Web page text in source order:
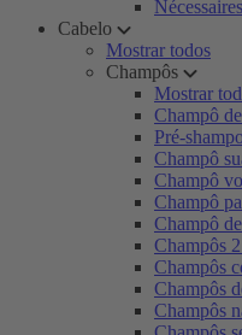
Nécessaires
Cabelo
Mostrar todos
Champôs
Mostrar
Champô
Pré-
Champô
Champô
Champô
Champô
Champôs
Champôs
Champôs
Champôs